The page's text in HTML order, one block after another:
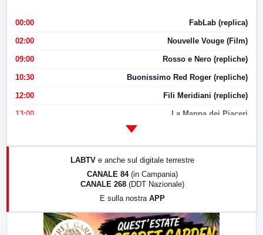
00:00 FabLab (replica)
02:00 Nouvelle Vouge (Film)
09:00 Rosso e Nero (repliche)
10:30 Buonissimo Red Roger (repliche)
12:00 Fili Meridiani (repliche)
13:00 La Mappa dei Piaceri
LabNews (replica)
LABTV e anche sul digitale terrestre
CANALE 84 (in Campania)
CANALE 268 (DDT Nazionale)
E sulla nostra APP